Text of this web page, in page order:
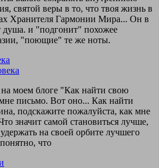
святой веры в то, что твоя жизнь в
Хранителя Гармонии Мира... Он в
душа. и "подгонит" похожее
"поющие" те же ноты.
моем блоге "Как найти свою
письмо. Вот оно... Как найти
подскажите пожалуйста, как мне
значит самой становиться лучше,
на своей орбите лучшего
что